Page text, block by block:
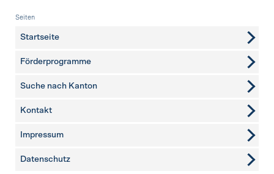
Fusszeile
Seiten
Startseite
Förderprogramme
Suche nach Kanton
weitere Seiten
Kontakt
Impressum
Datenschutz